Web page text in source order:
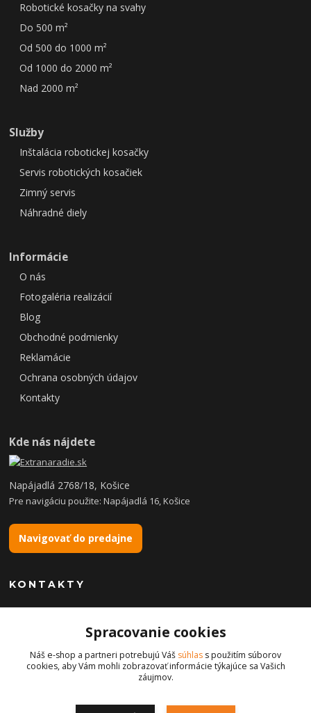
Robotické kosačky na svahy
Do 500 m²
Od 500 do 1000 m²
Od 1000 do 2000 m²
Nad 2000 m²
Služby
Inštalácia robotickej kosačky
Servis robotických kosačiek
Zimný servis
Náhradné diely
Informácie
O nás
Fotogaléria realizácií
Blog
Obchodné podmienky
Reklamácie
Ochrana osobných údajov
Kontakty
Kde nás nájdete
Napájadlá 2768/18, Košice
Pre navigáciu použite: Napájadlá 16, Košice
Navigovať do predajne
KONTAKTY
+421 904 869 565
info@robotickekosacky.eu
Spracovanie cookies
Náš e-shop a partneri potrebujú Váš súhlas s použitím súborov
cookies, aby Vám mohli zobrazovať informácie týkajúce sa Vašich
záujmov.